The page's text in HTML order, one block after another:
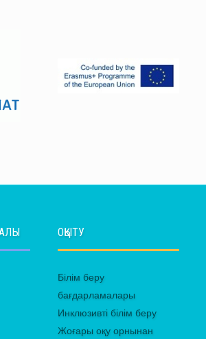
ОҚЫТУ
Білім беру
бағдарламалары
Инклюзивті білім беру
Жоғары оқу орнынан